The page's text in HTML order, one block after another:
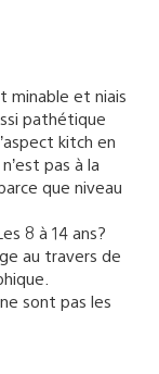
minable et niais
pathétique
kitch en
pas à la
que niveau
8 à 14 ans?
au travers de
sont pas les